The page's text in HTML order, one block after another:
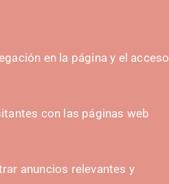
INICIATIVAS
en la página y el acceso
con las páginas web
anuncios relevantes y